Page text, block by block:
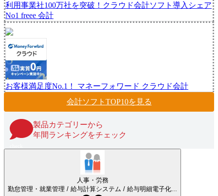
利用事業社100万社を突破！クラウド会計ソフト導入シェア
No1 freee 会計
お客様満足度No.1！
マネーフォワード クラウド会計
会計ソフト TOP10を見る
製品カテゴリーから
年間ランキングをチェック
人事・労務
勤怠管理・就業管理 / 給与計算システム / 給与明細電子化...